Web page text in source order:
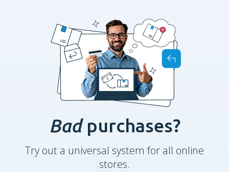
Bad purchases?
Try out a universal system for all online
stores.